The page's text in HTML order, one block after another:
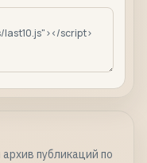
публикаций по